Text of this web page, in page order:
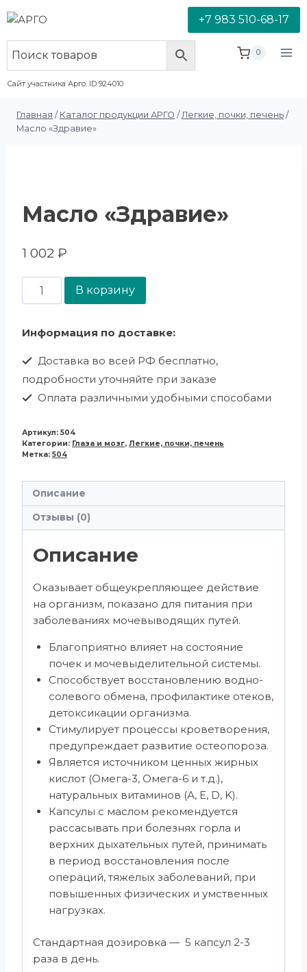
+7 983 510-68-17
Сайт участника Арго: ID 924010
0
Главная / Каталог продукции АРГО / Легкие, почки, печень /
Масло «Здравие»
Масло «Здравие»
1 002 ₽
В корзину
Информация по доставке:
Доставка во всей РФ бесплатно,
подробности уточняйте при заказе
Оплата различными удобными способами
Артикул: 504
Категории: Глаза и мозг, Легкие, почки, печень
Метка: 504
Описание
Отзывы (0)
Описание
Оказывает общеукрепляющее действие
на организм, показано для питания при
заболеваниях мочевыводящих путей.
Благоприятно влияет на состояние
почек и мочевыделительной системы.
Способствует восстановлению водно-
солевого обмена, профилактике отеков,
детоксикации организма.
Стимулирует процессы кроветворения,
предупреждает развитие остеопороза.
Является источником ценных жирных
кислот (Омега-3, Омега-6 и т.д.),
натуральных витаминов (А, Е, D, K).
Капсулы с маслом рекомендуется
рассасывать при болезнях горла и
верхних дыхательных путей, принимать
в период восстановления после
операций, тяжелых заболеваний, при
повышенных физических и умственных
нагрузках.
Стандартная дозировка — 5 капсул 2-3
раза в день.